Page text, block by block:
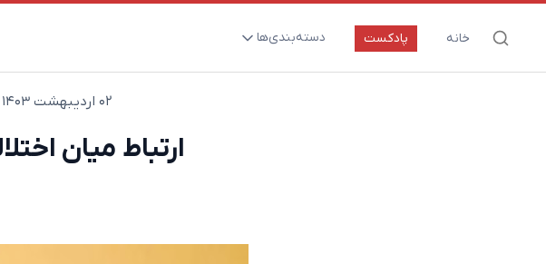
خانه پادکست دسته‌بندی‌ها
ارتقای سلامت و طول عمر
۰۲ اردیبهشت ۱۴۰۳
ارتباط میان